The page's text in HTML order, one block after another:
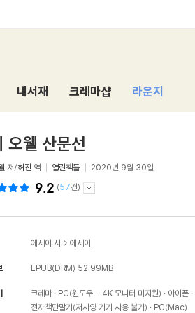
내서재 크레마샵 라운지
오웰 산문선
저/허진 역 열린책들 2020년 9월 30일
9.2 (57건)
에세이 시 > 에세이
EPUB(DRM) 52.99MB
크레마 PC(윈도우 - 4K 모니터 미지원) 아이폰
전자책단말기(저사양 기기 사용 불가)
PC(Mac)